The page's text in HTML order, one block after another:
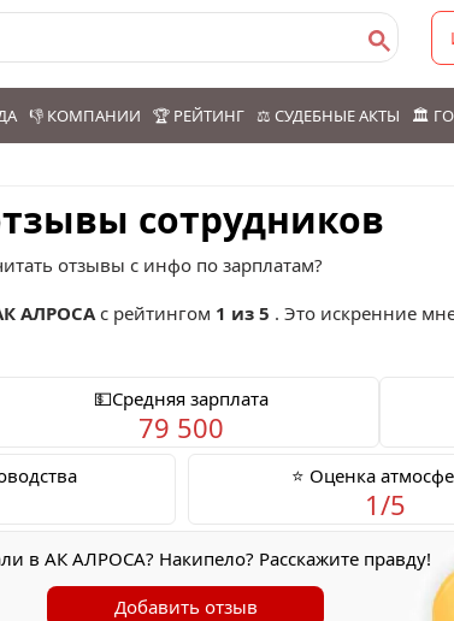
👎 КОМПАНИИ 🏆 РЕЙТИНГ ⚖️ СУДЕБНЫЕ АКТЫ 🏛️
сотрудников
отзывы с инфо по зарплатам?
АЛРОСАс рейтингом 1 из 5 . Это искренние
💵Средняя зарплата
79 500
⭐ Оценка
1/5
в АК АЛРОСА? Накипело? Расскажите правду!
Добавить отзыв